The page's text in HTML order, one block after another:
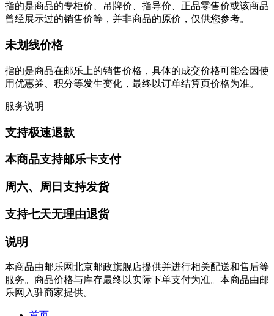
指的是商品的专柜价、吊牌价、指导价、正品零售价或该商品
曾经展示过的销售价等，并非商品的原价，仅供您参考。
未划线价格
指的是商品在邮乐上的销售价格，具体的成交价格可能会因使
用优惠券、积分等发生变化，最终以订单结算页价格为准。
服务说明
支持极速退款
本商品支持邮乐卡支付
周六、周日支持发货
支持七天无理由退货
说明
本商品由邮乐网北京邮政旗舰店提供并进行相关配送和售后等
服务。商品价格与库存最终以实际下单支付为准。本商品由邮
乐网入驻商家提供。